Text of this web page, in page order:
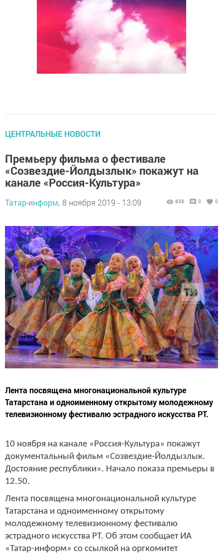
ЦЕНТРАЛЬНЫЕ НОВОСТИ
Премьеру фильма о фестивале
«Созвездие-Йолдызлык» покажут на
канале «Россия-Культура»
Татар-информ, 8 ноября 2019 - 13:09 838 0 0
Лента посвящена многонациональной культуре
Татарстана и одноименному открытому молодежному
телевизионному фестивалю эстрадного искусства РТ.
10 ноября на канале «Россия-Культура» покажут
документальный фильм «Созвездие-Йолдызлык.
Достояние республики». Начало показа премьеры в
12.50.
Лента посвящена многонациональной культуре
Татарстана и одноименному открытому
молодежному телевизионному фестивалю
эстрадного искусства РТ. Об этом сообщает ИА
«Татар-информ» со ссылкой на оргкомитет